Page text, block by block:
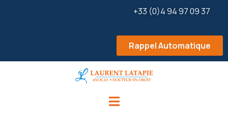
+33 (0)4 94 97 09 37
Rappel Automatique